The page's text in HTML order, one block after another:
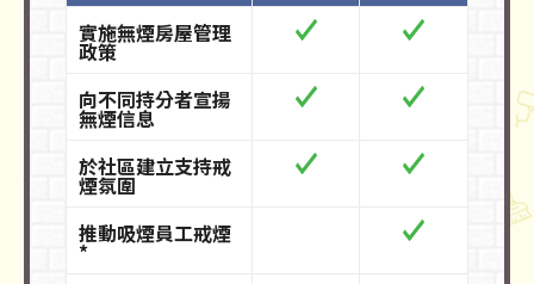
實施無煙房屋管理
政策
向不同持分者宣揚
無煙信息
於社區建立支持戒
煙氛圍
推動吸煙員工戒煙
*